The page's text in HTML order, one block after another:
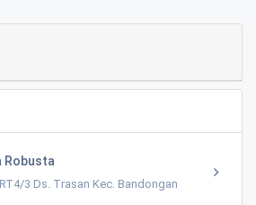
Robusta
3 Ds. Trasan Kec. Bandongan